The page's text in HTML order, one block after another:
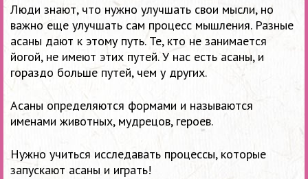
Люди знают, что нужно улучшать свои мысли, но
важно еще улучшать сам процесс мышления. Разные
асаны дают к этому путь. Те, кто не занимается
йогой, не имеют этих путей. У нас есть асаны, и
гораздо больше путей, чем у других.
Асаны определяются формами и называются
именами животных, мудрецов, героев.
Нужно учиться исследавать процессы, которые
запускают асаны и играть!